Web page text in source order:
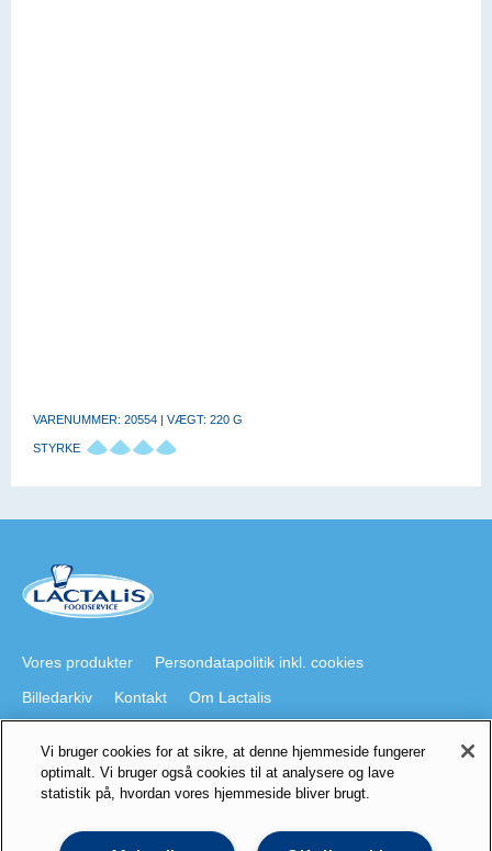
VARENUMMER: 20554 | VÆGT: 220 G
STYRKE
Vores produkter
Persondatapolitik inkl. cookies
Billedarkiv
Kontakt Om Lactalis
Besøg også
lactalis.dk
Foodservice på Youtube
galbani.dk
president.dk
staystrong.nu Lactalis på LinkedIn
Vi bruger cookies for at sikre, at denne hjemmeside fungerer
optimalt. Vi bruger også cookies til at analysere og lave
statistik på, hvordan vores hjemmeside bliver brugt.